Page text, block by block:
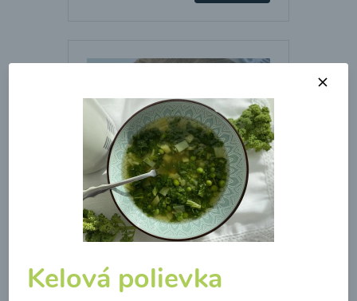
Zeleninová klasik polievka
00:10 Zobraziť
Kelová polievka